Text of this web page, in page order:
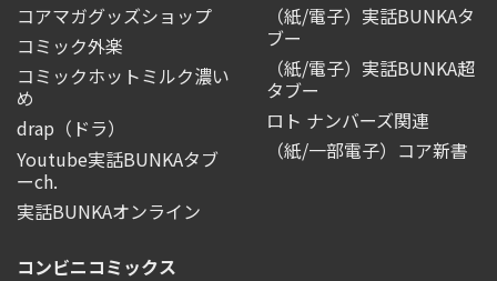
コアマガグッズショップ
コミック外楽
コミックホットミルク濃い
め
drap（ドラ）
Youtube実話BUNKAタブ
ーch.
実話BUNKAオンライン
（紙/電子）実話BUNKAタ
ブー
（紙/電子）実話BUNKA超
タブー
ロト ナンバーズ関連
（紙/一部電子）コア新書
コンビニコミックス